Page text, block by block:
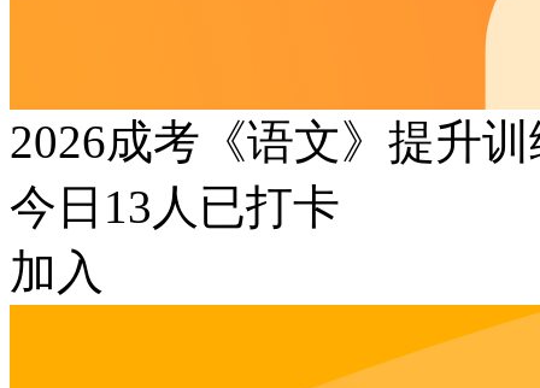
2026成考《语文》提升
今日 13 人已打卡
加入